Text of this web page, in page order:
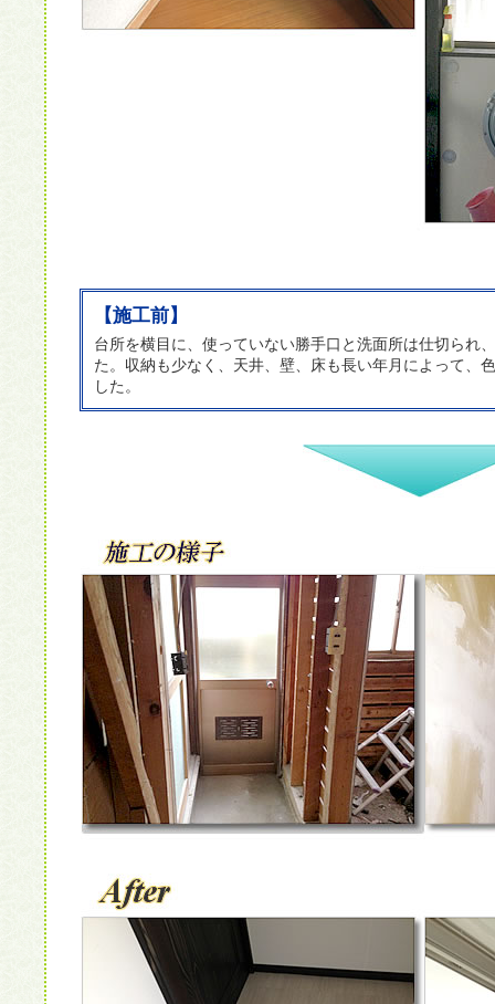
【施工前】
台所を横目に、使っていない勝手口と洗面所は仕切られ
た。収納も少なく、天井、壁、床も長い年月によって、
した。